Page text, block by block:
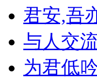
君安,吾
与人交
为君低